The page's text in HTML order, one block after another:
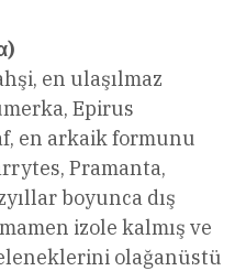
en ulaşılmaz
Epirus
en arkaik formunu
Pramanta,
boyunca dış
izole kalmış ve
olağanüstü